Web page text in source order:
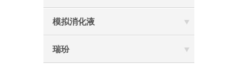
模拟消化液
瑞玢